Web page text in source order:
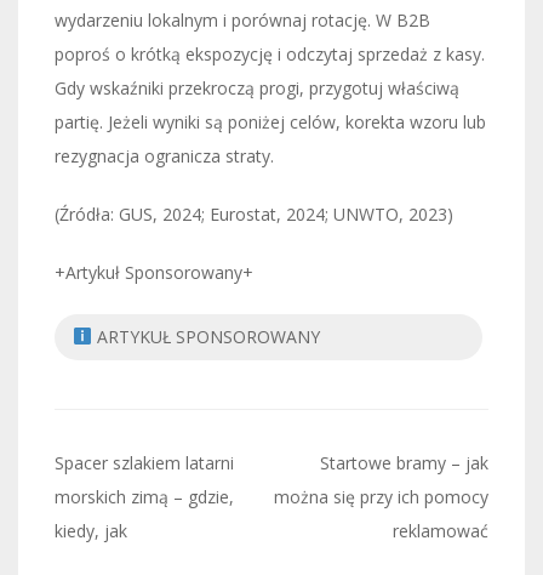
wydarzeniu lokalnym i porównaj rotację. W B2B
poproś o krótką ekspozycję i odczytaj sprzedaż z kasy.
Gdy wskaźniki przekroczą progi, przygotuj właściwą
partię. Jeżeli wyniki są poniżej celów, korekta wzoru lub
rezygnacja ogranicza straty.
(Źródła: GUS, 2024; Eurostat, 2024; UNWTO, 2023)
+Artykuł Sponsorowany+
ARTYKUŁ SPONSOROWANY
Nawigacja
wpisu
Spacer szlakiem latarni
morskich zimą – gdzie,
kiedy, jak
Startowe bramy – jak
można się przy ich pomocy
reklamować